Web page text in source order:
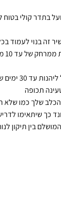
בתדר קולי
תכופה
כך שיתאימו
בין תיקון